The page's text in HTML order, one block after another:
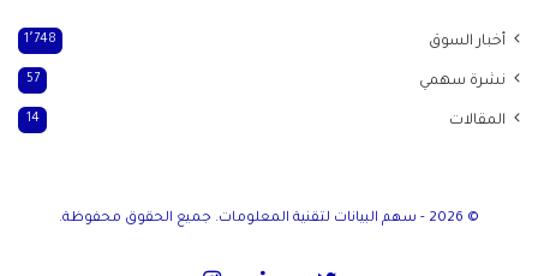
أخبار السوق 1٬748
نشرة سهمي 57
المقالات 14
© 2026 - سهم البيانات لتقنية المعلومات. جميع الحقوق محفوظة.